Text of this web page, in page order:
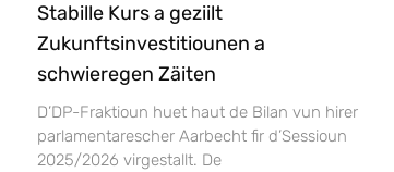
Stabille Kurs a geziilt
Zukunftsinvestitiounen a
schwieregen Zäiten
D’DP-Fraktioun huet haut de Bilan vun hirer
parlamentarescher Aarbecht fir d’Sessioun
2025/2026 virgestallt. De